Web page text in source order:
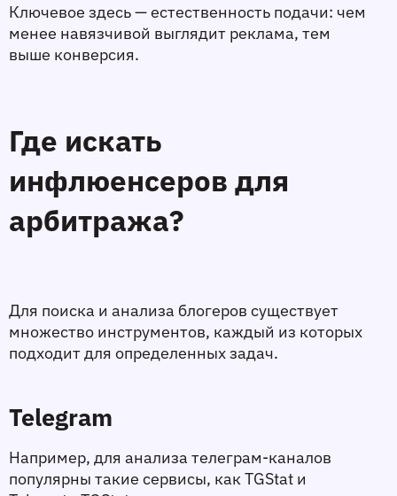
Ключевое здесь — естественность подачи: чем
менее навязчивой выглядит реклама, тем
выше конверсия.
Где искать
инфлюенсеров для
арбитража?
Для поиска и анализа блогеров существует
множество инструментов, каждый из которых
подходит для определенных задач.
Telegram
Например, для анализа телеграм-каналов
популярны такие сервисы, как TGStat и